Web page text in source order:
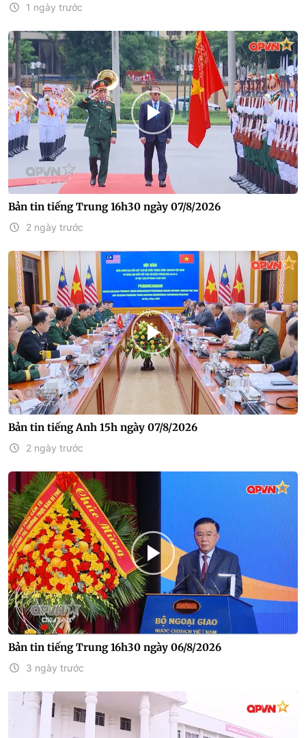
1 ngày trước
Bản tin tiếng Trung 16h30 ngày 07/8/2026
2 ngày trước
Bản tin tiếng Anh 15h ngày 07/8/2026
2 ngày trước
Bản tin tiếng Trung 16h30 ngày 06/8/2026
3 ngày trước